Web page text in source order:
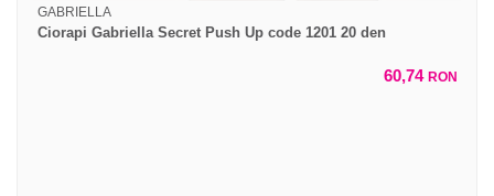
GABRIELLA
Ciorapi Gabriella Secret Push Up code 1201 20 den
60,74 RON